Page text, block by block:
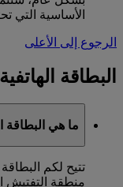
الأساسية التي
الرجوع إلى الأعلى
البطاقة
ما هي البطاقة
تتيح لكم
منطقة التفتيش